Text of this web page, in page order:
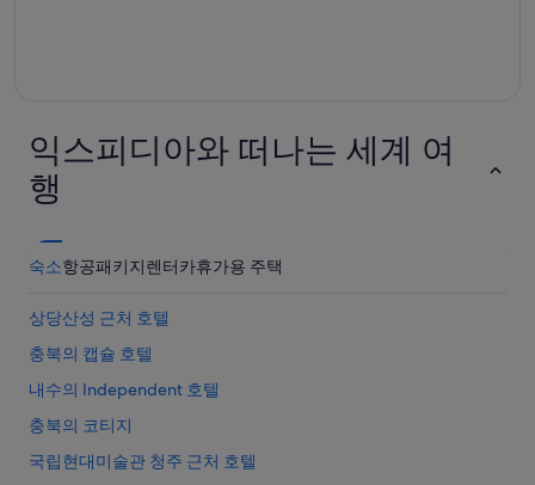
익스피디아와 떠나는 세계 여
행
숙소항공패키지렌터카휴가용 주택
상당산성 근처 호텔
충북의 캡슐 호텔
내수의 Independent 호텔
충북의 코티지
국립현대미술관 청주 근처 호텔